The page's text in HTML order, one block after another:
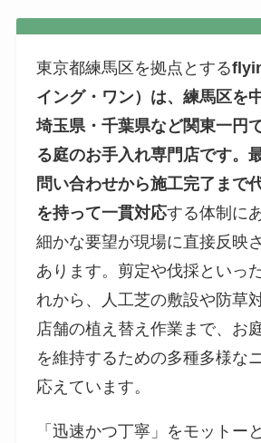
東京都練馬区を拠点とする
イング・ワン）は、練馬区を
埼玉県・千葉県など関東一円
る庭のお手入れ専門店です。
問い合わせから施工完了まで
を持って一貫対応する体制に
細かな要望が現場に直接反映
あります。剪定や伐採といっ
れから、人工芝の敷設や防草
店舗の植え替え作業まで、お
を維持するための多種多様な
応えています。
「迅速かつ丁寧」をモットー